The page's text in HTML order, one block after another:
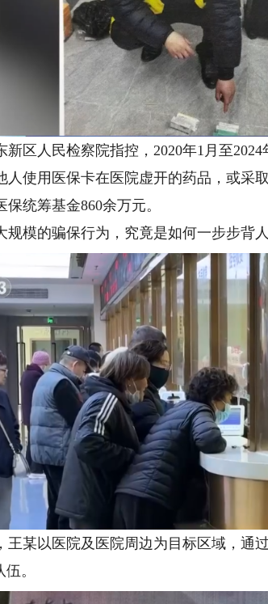
人民检察院指控，2020年1月至2024
人使用医保卡在医院虚开的药品，或采
统筹基金860余万元。
模的骗保行为，究竟是如何一步步背人
某以医院及医院周边为目标区域，通
。